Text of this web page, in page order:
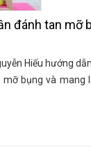
đánh tan mỡ
Hiếu hướng
bụng và mang